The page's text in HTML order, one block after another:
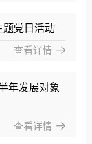
题党日活动
查看详情
年发展对象
查看详情